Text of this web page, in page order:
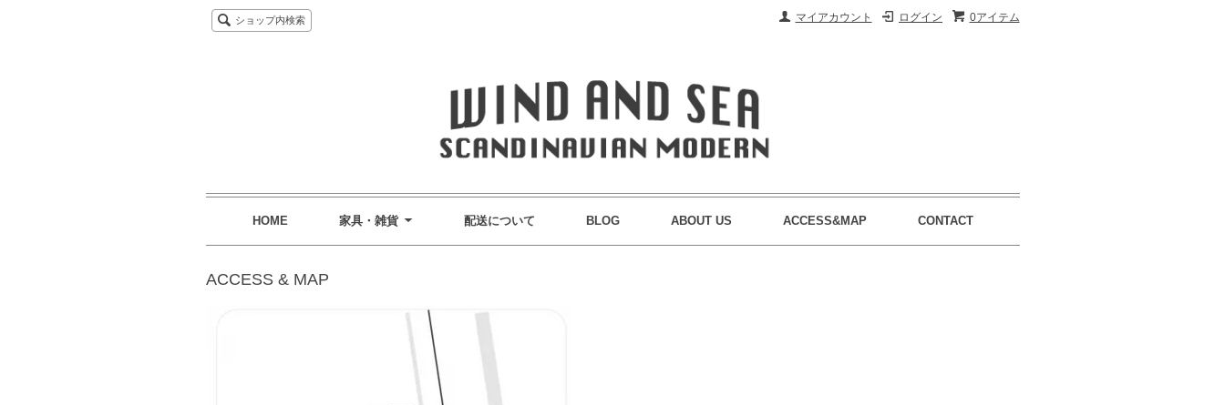
0アイテム
ログイン
マイアカウント
ショップ内検索
HOME 家具・雑貨 配送について BLOG ABOUT US ACCESS&MAP CONTACT
ACCESS & MAP